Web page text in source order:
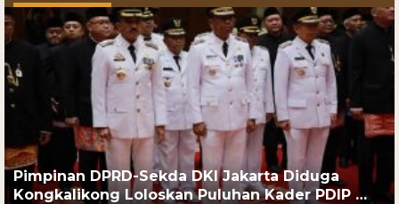
Pimpinan DPRD-Sekda DKI Jakarta Diduga
Kongkalikong Loloskan Puluhan Kader PDIP …